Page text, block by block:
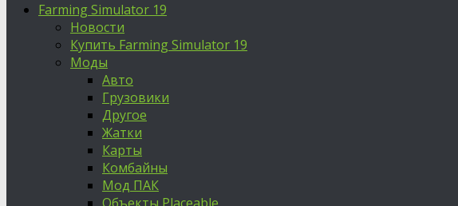
Farming Simulator 19
Новости
Купить Farming Simulator 19
Моды
Авто
Грузовики
Другое
Жатки
Карты
Комбайны
Мод ПАК